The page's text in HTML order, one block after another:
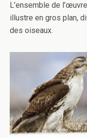
L’ensemble de
illustre en gros plan,
des oiseaux.